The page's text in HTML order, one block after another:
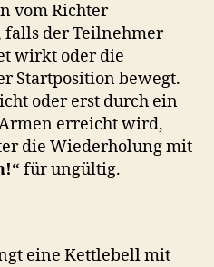
vom Richter
falls der Teilnehmer
wirkt oder die
Startposition bewegt.
oder erst durch ein
erreicht wird,
die Wiederholung mit
für ungültig.
eine Kettlebell mit